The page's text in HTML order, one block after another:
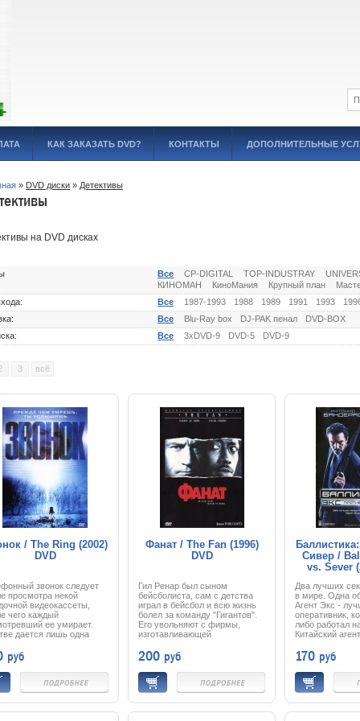
КАК ЗАКАЗАТЬ DVD? КОНТАКТЫ ДОПОЛНИТЕЛЬНЫЕ
» DVD диски » Детективы
на DVD дисках
Все CP-DIGITAL TOP-INDUSTRAY
КИНОМАН
КиноМания Крупный план
Все 1987-1993 1988 1989 1991 1993
Все Blu-Ray box DJ-PAK пенал
DVD-BOX
Все 3xDVD-9 DVD-5 DVD-9
3 всё
/ The Ring (2002)
DVD
звонок следует
просмотра некой
видеокассеты,
чего каждый
ее умирает.
дается лишь одна
смерть. Главная
Рэйчел —
расследует эти
события, и
кассета попадает к
над которым также
смертельная угроза.
руб
Фанат / The Fan (1996)
DVD
Гил Ренар был сыном
бейсболиста, сам с детства
играл в бейсбол и всю жизнь
болел за команду "Гигантов".
Его увольняют с фирмы,
изготавливающей
основал еще его отец, бывшая
жена запрещает ему
встречаться с сыном, а виной
всему - одержимый фанатизм
болельщика, затронувший уже
и психику этого и без того
очень темпераментного
200 руб
Сивер /
vs. Sever
Два лучших
в мире. Одна
Агент Экс -
оперативник,
либо работал
Китайский
самая
планеты. В
мира они -
ведущие друг
отчаянную
мышки, где ни
взять верх.
170 руб